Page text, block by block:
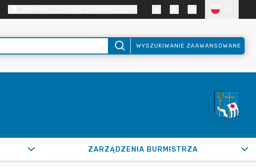
WYSZUKIWANIE ZAAWANSOWANE
ZARZĄDZENIA BURMISTRZA